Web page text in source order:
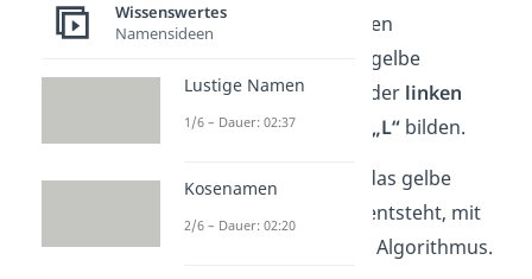
Wichtig:
Die zwei gelben
Kantensteine und der gelbe
Mittelstein müssen in der linken
Eckeeingespiegeltes „L“ bilden.
Im Bild siehst du, wie das gelbe
entsteht, mit
der Wiederholung des Algorithmus.
Wissenswertes
Namensideen
Lustige Namen
1/6 – Dauer: 02:37
Kosenamen
2/6 – Dauer: 02:20